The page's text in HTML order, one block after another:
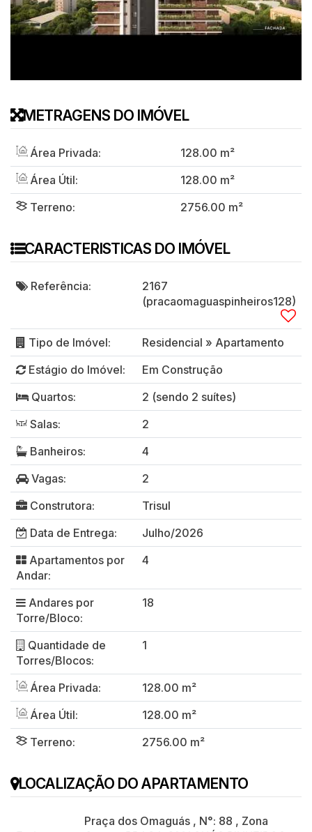
METRAGENS DO IMÓVEL
Área Privada: 128.00 m²
Área Útil:
128.00 m²
Terreno:
2756.00 m²
CARACTERISTICAS DO IMÓVEL
Referência:
2167
(pracaomaguaspinheiros128)
Tipo de Imóvel: Residencial » Apartamento
Estágio do Imóvel:
Em Construção
Quartos:
2 (sendo 2 suítes)
Salas:
2
Banheiros:
4
Vagas:
2
Construtora:
Trisul
Data de Entrega:
Julho/2026
Apartamentos por
Andar:
4
Andares por
Torre/Bloco:
18
Quantidade de
Torres/Blocos:
1
Área Privada:
128.00 m²
Área Útil:
128.00 m²
Terreno:
2756.00 m²
LOCALIZAÇÃO DO APARTAMENTO
Praça dos Omaguás , N°: 88 , Zona